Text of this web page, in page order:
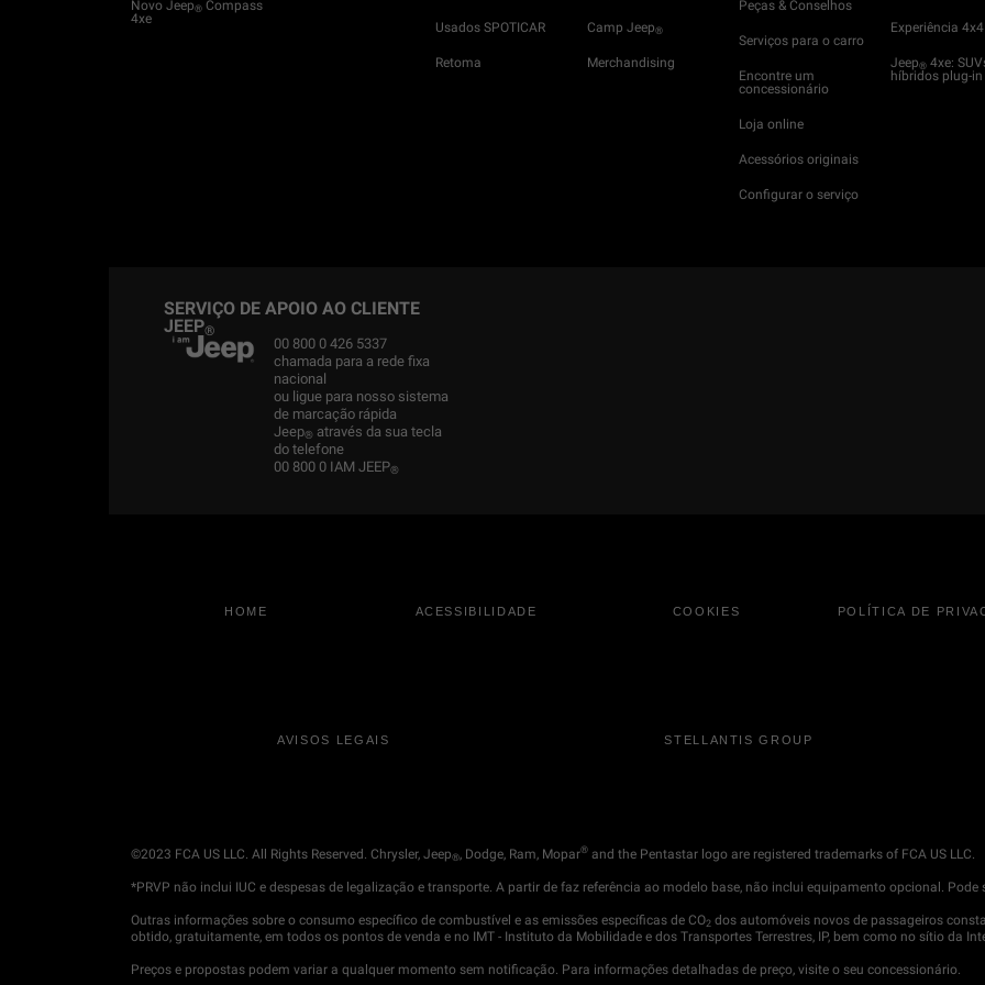
Novo Jeep® Compass
4xe
Usados SPOTICAR
Retoma
Camp Jeep®
Merchandising
Peças & Conselhos
Serviços para o carro
Encontre um
concessionário
Loja online
Acessórios originais
Configurar o serviço
Experiência 4x4
Jeep® 4xe:
híbridos plug-in
SERVIÇO DE APOIO AO CLIENTE
JEEP®
00 800 0 426 5337
chamada para a rede fixa
nacional
ou ligue para nosso sistema
de marcação rápida
Jeep® através da sua tecla
do telefone
00 800 0 IAM JEEP®
HOME ACESSIBILIDADE COOKIES POLÍTICA DE
AVISOS LEGAIS STELLANTIS GROUP
©2023 FCA US LLC. All Rights Reserved. Chrysler, Jeep® , Dodge, Ram, Mopar® and the Pentastar logo are registered trademarks of FCA US LLC.
*PRVP não inclui IUC e despesas de legalização e transporte. A partir de faz referência ao modelo base, não inclui equipamento opcional.
Outras informações sobre o consumo específico de combustível e as emissões específicas de CO2 dos automóveis novos de passageiros
obtido, gratuitamente, em todos os pontos de venda e no IMT - Instituto da Mobilidade e dos Transportes Terrestres, IP, bem como no sítio da
Preços e propostas podem variar a qualquer momento sem notificação. Para informações detalhadas de preço, visite o seu concessionário.